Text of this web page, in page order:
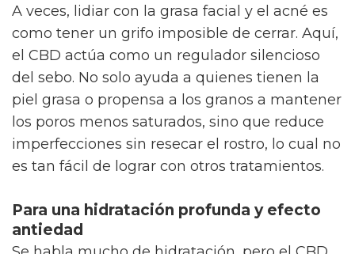
A veces, lidiar con la grasa facial y el acné es
como tener un grifo imposible de cerrar. Aquí,
el CBD actúa como un regulador silencioso
del sebo. No solo ayuda a quienes tienen la
piel grasa o propensa a los granos a mantener
los poros menos saturados, sino que reduce
imperfecciones sin resecar el rostro, lo cual no
es tan fácil de lograr con otros tratamientos.
Para una hidratación profunda y efecto
antiedad